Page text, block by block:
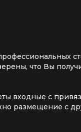
что Вы
входные с
размещение с